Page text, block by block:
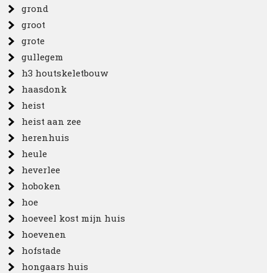
grond
groot
grote
gullegem
h3 houtskeletbouw
haasdonk
heist
heist aan zee
herenhuis
heule
heverlee
hoboken
hoe
hoeveel kost mijn huis
hoevenen
hofstade
hongaars huis